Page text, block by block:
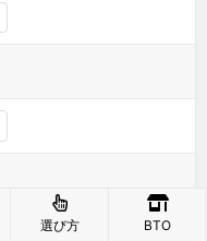
選び方 BTO